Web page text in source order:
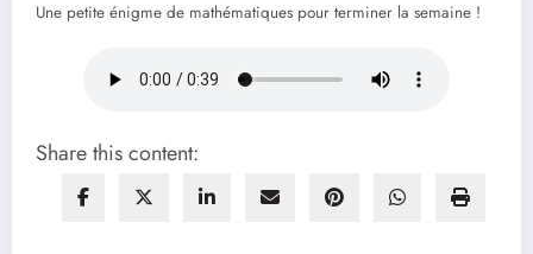
Une petite énigme de mathématiques pour terminer la semaine !
Share this content: